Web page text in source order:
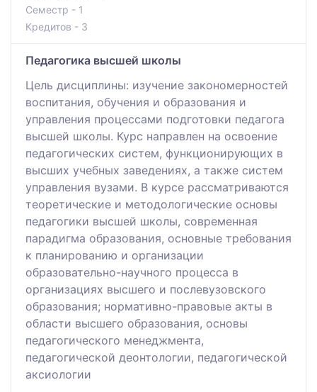
Семестр - 1
Кредитов - 3
Педагогика высшей школы
Цель дисциплины: изучение закономерностей
воспитания, обучения и образования и
управления процессами подготовки педагога
высшей школы. Курс направлен на освоение
педагогических систем, функционирующих в
высших учебных заведениях, а также систем
управления вузами. В курсе рассматриваются
теоретические и методологические основы
педагогики высшей школы, современная
парадигма образования, основные требования
к планированию и организации
образовательно-научного процесса в
организациях высшего и послевузовского
образования; нормативно-правовые акты в
области высшего образования, основы
педагогического менеджмента,
педагогической деонтологии, педагогической
аксиологии